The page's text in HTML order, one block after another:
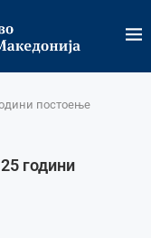
постоење
години